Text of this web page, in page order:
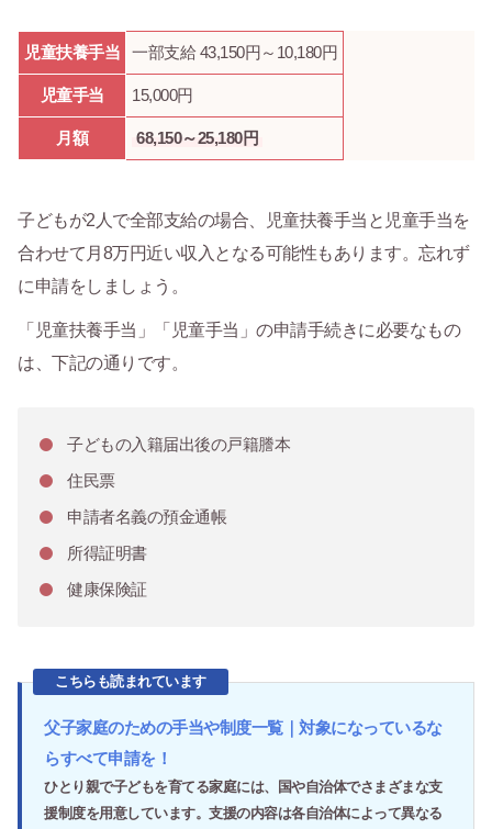
児童扶養手当 一部支給 43,150円～10,180円
児童手当 15,000円
月額 68,150～25,180円
子どもが2人で全部支給の場合、児童扶養手当と児童手当を
合わせて月8万円近い収入となる可能性もあります。忘れず
に申請をしましょう。
「児童扶養手当」「児童手当」の申請手続きに必要なもの
は、下記の通りです。
子どもの入籍届出後の戸籍謄本
住民票
申請者名義の預金通帳
所得証明書
健康保険証
こちらも読まれています
父子家庭のための手当や制度一覧｜対象になっているな
らすべて申請を！
ひとり親で子どもを育てる家庭には、国や自治体でさまざまな支
援制度を用意しています。支援の内容は各自治体によって異なる